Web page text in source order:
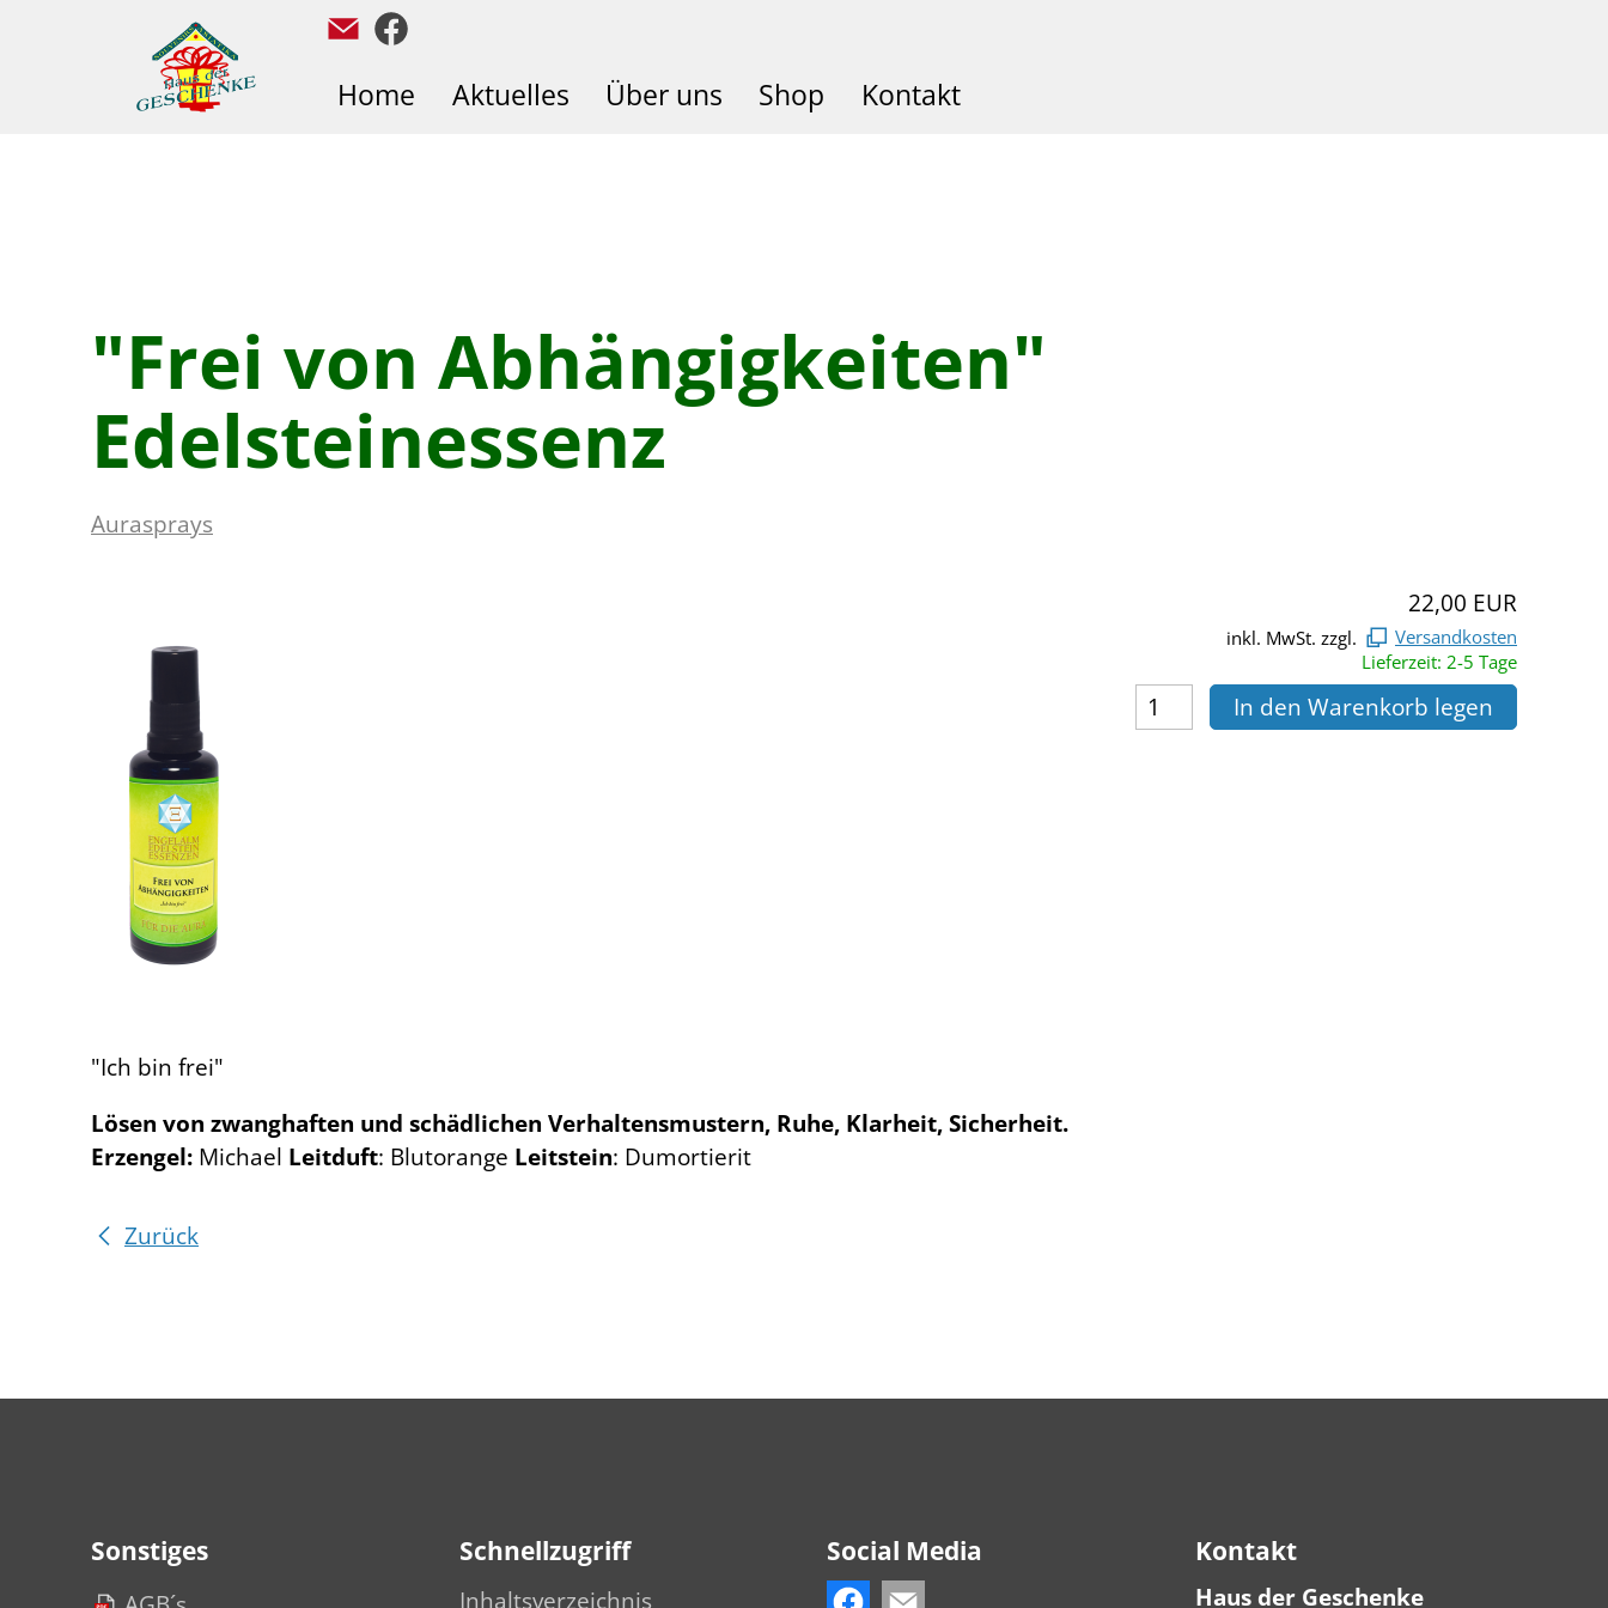
Home Aktuelles Über uns Shop Kontakt
"Frei von Abhängigkeiten"
Edelsteinessenz
Aurasprays
22,00 EUR
inkl. MwSt. zzgl.
Versandkosten
Lieferzeit: 2-5 Tage
In den Warenkorb legen
"Ich bin frei"
Lösen von zwanghaften und schädlichen Verhaltensmustern, Ruhe, Klarheit, Sicherheit.
Erzengel: Michael Leitduft: Blutorange Leitstein: Dumortierit
Zurück
Sonstiges Schnellzugriff
Inhaltsverzeichnis
Social Media Kontakt
Haus der Geschenke